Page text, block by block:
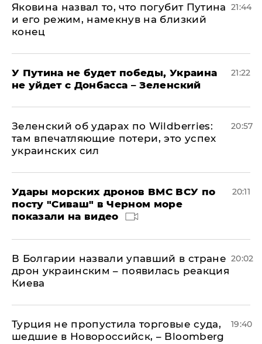
Яковина назвал то, что погубит Путина
и его режим, намекнув на близкий
конец
21:44
У Путина не будет победы, Украина
не уйдет с Донбасса – Зеленский
21:22
Зеленский об ударах по Wildberries:
там впечатляющие потери, это успех
украинских сил
20:57
Удары морских дронов ВМС ВСУ по
посту "Сиваш" в Черном море
показали на видео
20:11
В Болгарии назвали упавший в стране
дрон украинским – появилась реакция
Киева
20:02
Турция не пропустила торговые суда,
шедшие в Новороссийск, – Bloomberg
19:40